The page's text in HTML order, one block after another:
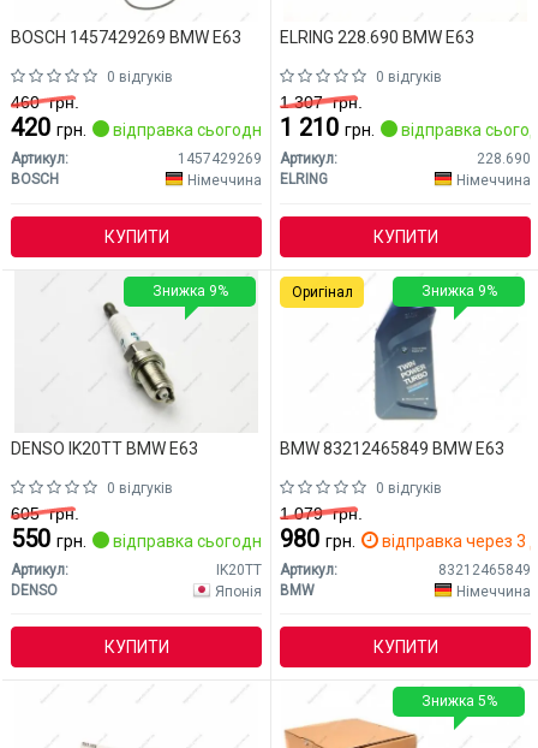
BOSCH 1457429269 BMW E63
0 відгуків
460грн.
420 грн. відправка сьогодні
Артикул:
1457429269
BOSCH
Німеччина
КУПИТИ
ELRING 228.690 BMW E63
0 відгуків
1 307грн.
1 210 грн. відправка
Артикул:
228.690
ELRING
Німеччина
КУПИТИ
DENSO IK20TT BMW E63
0 відгуків
605грн.
550 грн. відправка сьогодні
Артикул:
IK20TT
DENSO
Японія
КУПИТИ
Знижка 9%
BMW 83212465849 BMW E63
0 відгуків
1 079грн.
980 грн. відправка через 3
Артикул:
83212465849
BMW
Німеччина
КУПИТИ
Знижка 9%
Оригінал
Знижка 5%